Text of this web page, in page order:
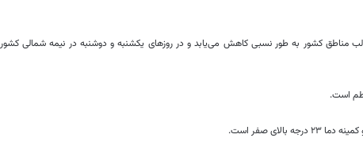
مناطق کشور به طور نسبی کاهش می‌یابد و در روزهای یکشنبه و دوشنبه در نیمه شمالی کشور